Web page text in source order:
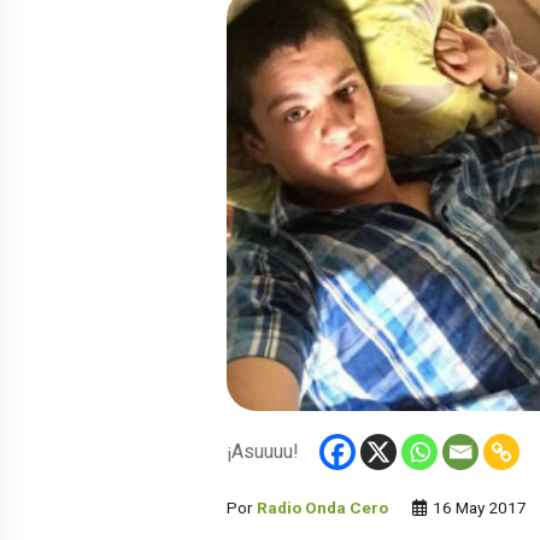
¡Asuuuu!
Por Radio Onda Cero 16 May 2017